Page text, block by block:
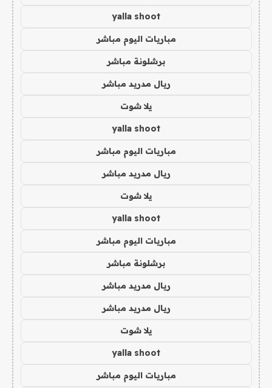
yalla shoot
مباريات اليوم مباشر
برشلونة مباشر
ريال مدريد مباشر
يلا شوت
yalla shoot
مباريات اليوم مباشر
ريال مدريد مباشر
يلا شوت
yalla shoot
مباريات اليوم مباشر
برشلونة مباشر
ريال مدريد مباشر
ريال مدريد مباشر
يلا شوت
yalla shoot
مباريات اليوم مباشر